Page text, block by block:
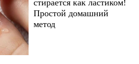
стирается как ластиком!
Простой домашний
метод